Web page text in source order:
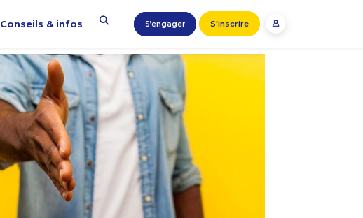
Conseils & infos S’engager S'inscrire